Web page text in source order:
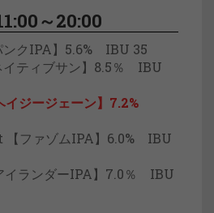
～20:00
クIPA】5.6% IBU 35
ティブサン】8.5％ IBU
ジージェーン】7.2%
ファゾムIPA】6.0% IBU
イランダーIPA】7.0％ IBU